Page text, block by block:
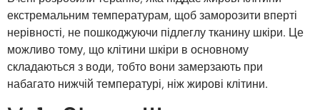
екстремальним температурам, щоб заморозити вперті
нерівності, не пошкоджуючи підлеглу тканину шкіри. Це
можливо тому, що клітини шкіри в основному
складаються з води, тобто вони замерзають при
набагато нижчій температурі, ніж жирові клітини.